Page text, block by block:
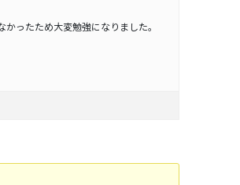
ったため大変勉強になりました。